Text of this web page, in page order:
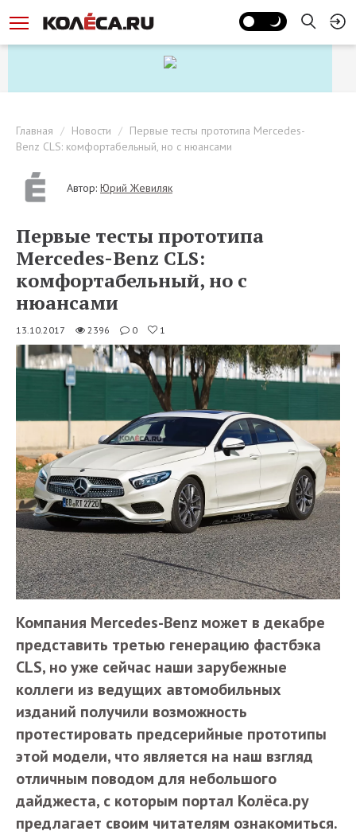
Главная Новости
Первые тесты прототипа Mercedes-
Benz CLS: комфортабельный, но с нюансами
Автор: Юрий Жевиляк
Первые тесты прототипа
Mercedes-Benz CLS:
комфортабельный, но с
нюансами
13.10.2017 2396 0 1
Компания Mercedes-Benz может в декабре
представить третью генерацию фастбэка
CLS, но уже сейчас наши зарубежные
коллеги из ведущих автомобильных
изданий получили возможность
протестировать предсерийные прототипы
этой модели, что является на наш взгляд
отличным поводом для небольшого
дайджеста, с которым портал Колёса.ру
предлагает своим читателям ознакомиться.